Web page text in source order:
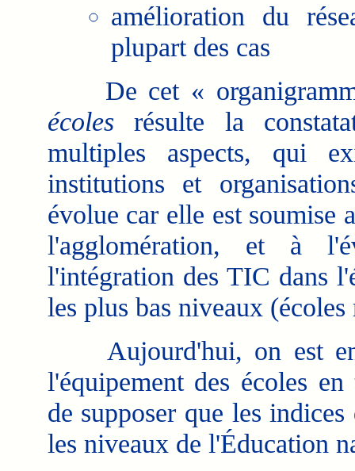
amélioration du
plupart des cas
De cet «
écoles résulte la
multiples aspects, qui
institutions et
évolue car elle est soumise
l'agglomération, et à
l'intégration des TIC dans
les plus bas niveaux (écoles
Aujourd'hui, on est en
l'équipement des écoles
de supposer que les
les niveaux de l'Éducation